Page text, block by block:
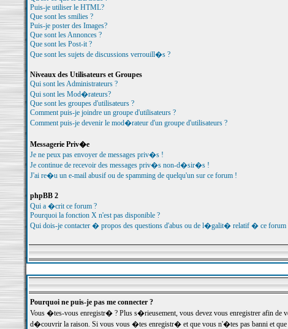
Puis-je utiliser le HTML?
Que sont les smilies ?
Puis-je poster des Images?
Que sont les Annonces ?
Que sont les Post-it ?
Que sont les sujets de discussions verrouill�s ?
Niveaux des Utilisateurs et Groupes
Qui sont les Administrateurs ?
Qui sont les Mod�rateurs?
Que sont les groupes d'utilisateurs ?
Comment puis-je joindre un groupe d'utilisateurs ?
Comment puis-je devenir le mod�rateur d'un groupe d'utilisateurs ?
Messagerie Priv�e
Je ne peux pas envoyer de messages priv�s !
Je continue de recevoir des messages priv�s non-d�sir�s !
J'ai re�u un e-mail abusif ou de spamming de quelqu'un sur ce forum !
phpBB 2
Qui a �crit ce forum ?
Pourquoi la fonction X n'est pas disponible ?
Qui dois-je contacter � propos des questions d'abus ou de l�galit� relatif � ce forum
Pourquoi ne puis-je pas me connecter ?
Vous �tes-vous enregistr� ? Plus s�rieusement, vous devez vous enregistrer afin
d�couvrir la raison. Si vous vous �tes enregistr� et que vous n'�tes pas banni et